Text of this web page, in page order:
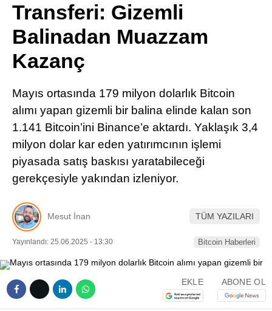
Transferi: Gizemli
Balinadan Muazzam
Kazanç
Mayıs ortasında 179 milyon dolarlık Bitcoin
alımı yapan gizemli bir balina elinde kalan son
1.141 Bitcoin’ini Binance’e aktardı. Yaklaşık 3,4
milyon dolar kar eden yatırımcının işlemi
piyasada satış baskısı yaratabileceği
gerekçesiyle yakından izleniyor.
Mesut İnan TÜM YAZILARI
Yayınlandı: 25.06.2025 - 13:30 Bitcoin Haberleri
EKLE ABONE OL